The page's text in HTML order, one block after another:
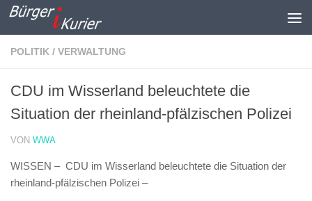
Zum Inhalt springen
POLITIK / VERWALTUNG
CDU im Wisserland beleuchtete die
Situation der rheinland-pfälzischen Polizei
VON WWA
WISSEN –CDU im Wisserland beleuchtete die Situation der
rheinland-pfälzischen Polizei –